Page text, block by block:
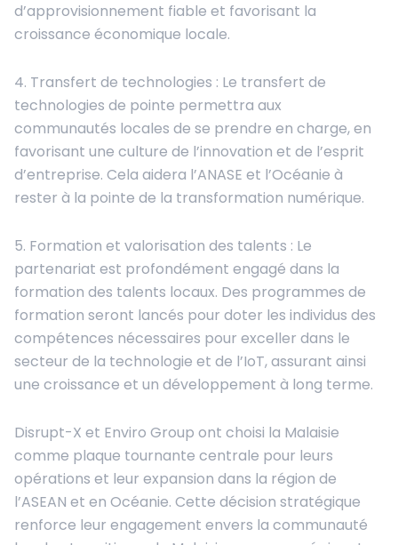
d’approvisionnement fiable et favorisant la
croissance économique locale.
4. Transfert de technologies : Le transfert de
technologies de pointe permettra aux
communautés locales de se prendre en charge, en
favorisant une culture de l’innovation et de l’esprit
d’entreprise. Cela aidera l’ANASE et l’Océanie à
rester à la pointe de la transformation numérique.
5. Formation et valorisation des talents : Le
partenariat est profondément engagé dans la
formation des talents locaux. Des programmes de
formation seront lancés pour doter les individus des
compétences nécessaires pour exceller dans le
secteur de la technologie et de l’IoT, assurant ainsi
une croissance et un développement à long terme.
Disrupt-X et Enviro Group ont choisi la Malaisie
comme plaque tournante centrale pour leurs
opérations et leur expansion dans la région de
l’ASEAN et en Océanie. Cette décision stratégique
renforce leur engagement envers la communauté